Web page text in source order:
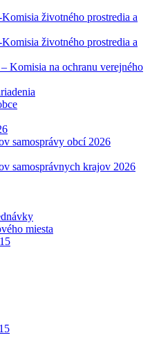
životného prostredia a
životného prostredia a
Komisia na ochranu verejného
samosprávy obcí 2026
samosprávnych krajov 2026
miesta